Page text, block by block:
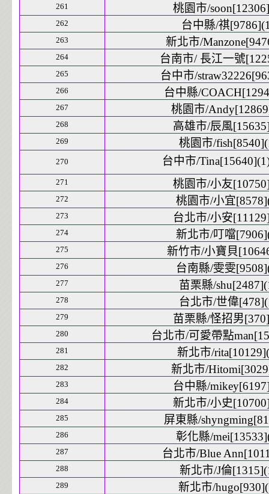
261 桃園市/
262 台中縣/祺
263 新北市/
264 台南市/ 長江一號
265 台中市/
266 台中縣/
267 桃園市/
268 高雄市/辰風
269 桃園市/
270 台中市/
271 桃園市/小友
272 桃園市/小宜
273 台北市/小安
274 新北市/叮噹
275 新竹市/小寶貝
276 台南縣/雯雯
277 苗栗縣/
278 台北市/世偉
279 苗栗縣/怪招男
280 台北市/可愛帶點
281 新北市/
282 新北市/
283 台中縣/
284 新北市/小史
285 屏東縣/
286 彰化縣/
287 台北市/Blue
288 新北市/J倫
289 新北市/